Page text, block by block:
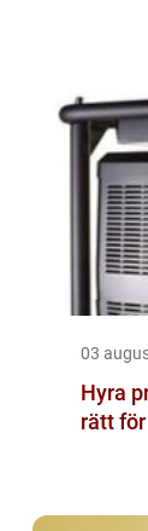
03
Hyra
rätt